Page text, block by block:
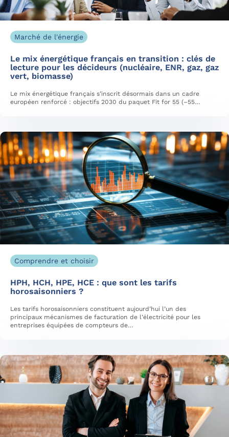
Marché de l'énergie
Le mix énergétique français en transition : clés de
lecture pour les décideurs (nucléaire, ENR, gaz, gaz
vert, biomasse)
Le mix énergétique français s’inscrit désormais dans un cadre
européen renforcé : objectifs 2030 du paquet Fit for 55 (–55…
Comprendre et choisir
HPH, HCH, HPE, HCE : que sont les tarifs
horosaisonniers ?
Les tarifs horosaisonniers constituent aujourd’hui l’un des
principaux mécanismes de facturation de l’électricité pour les
entreprises équipées de compteurs de…